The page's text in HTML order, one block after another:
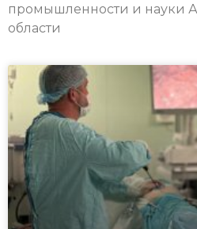
промышленности и науки
области